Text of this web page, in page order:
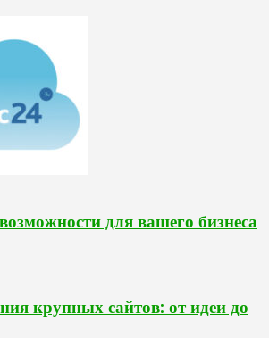
для вашего бизнеса
крупных сайтов: от идеи до